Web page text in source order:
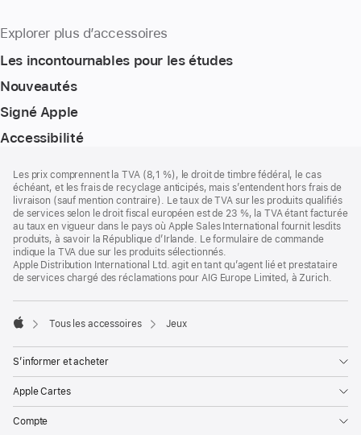
Explorer plus d’accessoires
Les incontournables pour les études
Nouveautés
Signé Apple
Accessibilité
de
page
de
bas
de
page
Les prix comprennent la TVA (8,1 %), le droit de timbre fédéral, le cas
échéant, et les frais de recyclage anticipés, mais s’entendent hors frais de
livraison (sauf mention contraire). Le taux de TVA sur les produits qualifiés
de services selon le droit fiscal européen est de 23 %, la TVA étant facturée
au taux en vigueur dans le pays où Apple Sales International fournit lesdits
produits, à savoir la République d’Irlande. Le formulaire de commande
indique la TVA due sur les produits sélectionnés.
Apple Distribution International Ltd. agit en tant qu’agent lié et prestataire
de services chargé des réclamations pour AIG Europe Limited, à Zurich.
Tous les accessoires Jeux
S’informer et acheter
Apple Cartes
Compte